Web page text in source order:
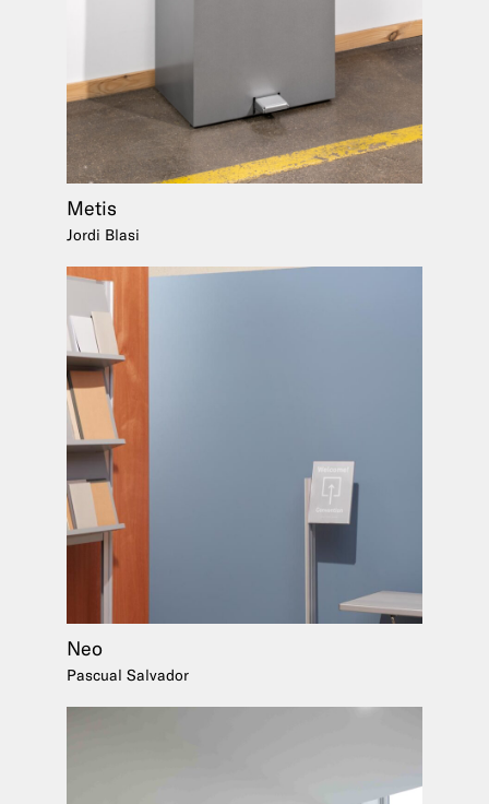
Metis
Jordi Blasi
Neo
Pascual Salvador